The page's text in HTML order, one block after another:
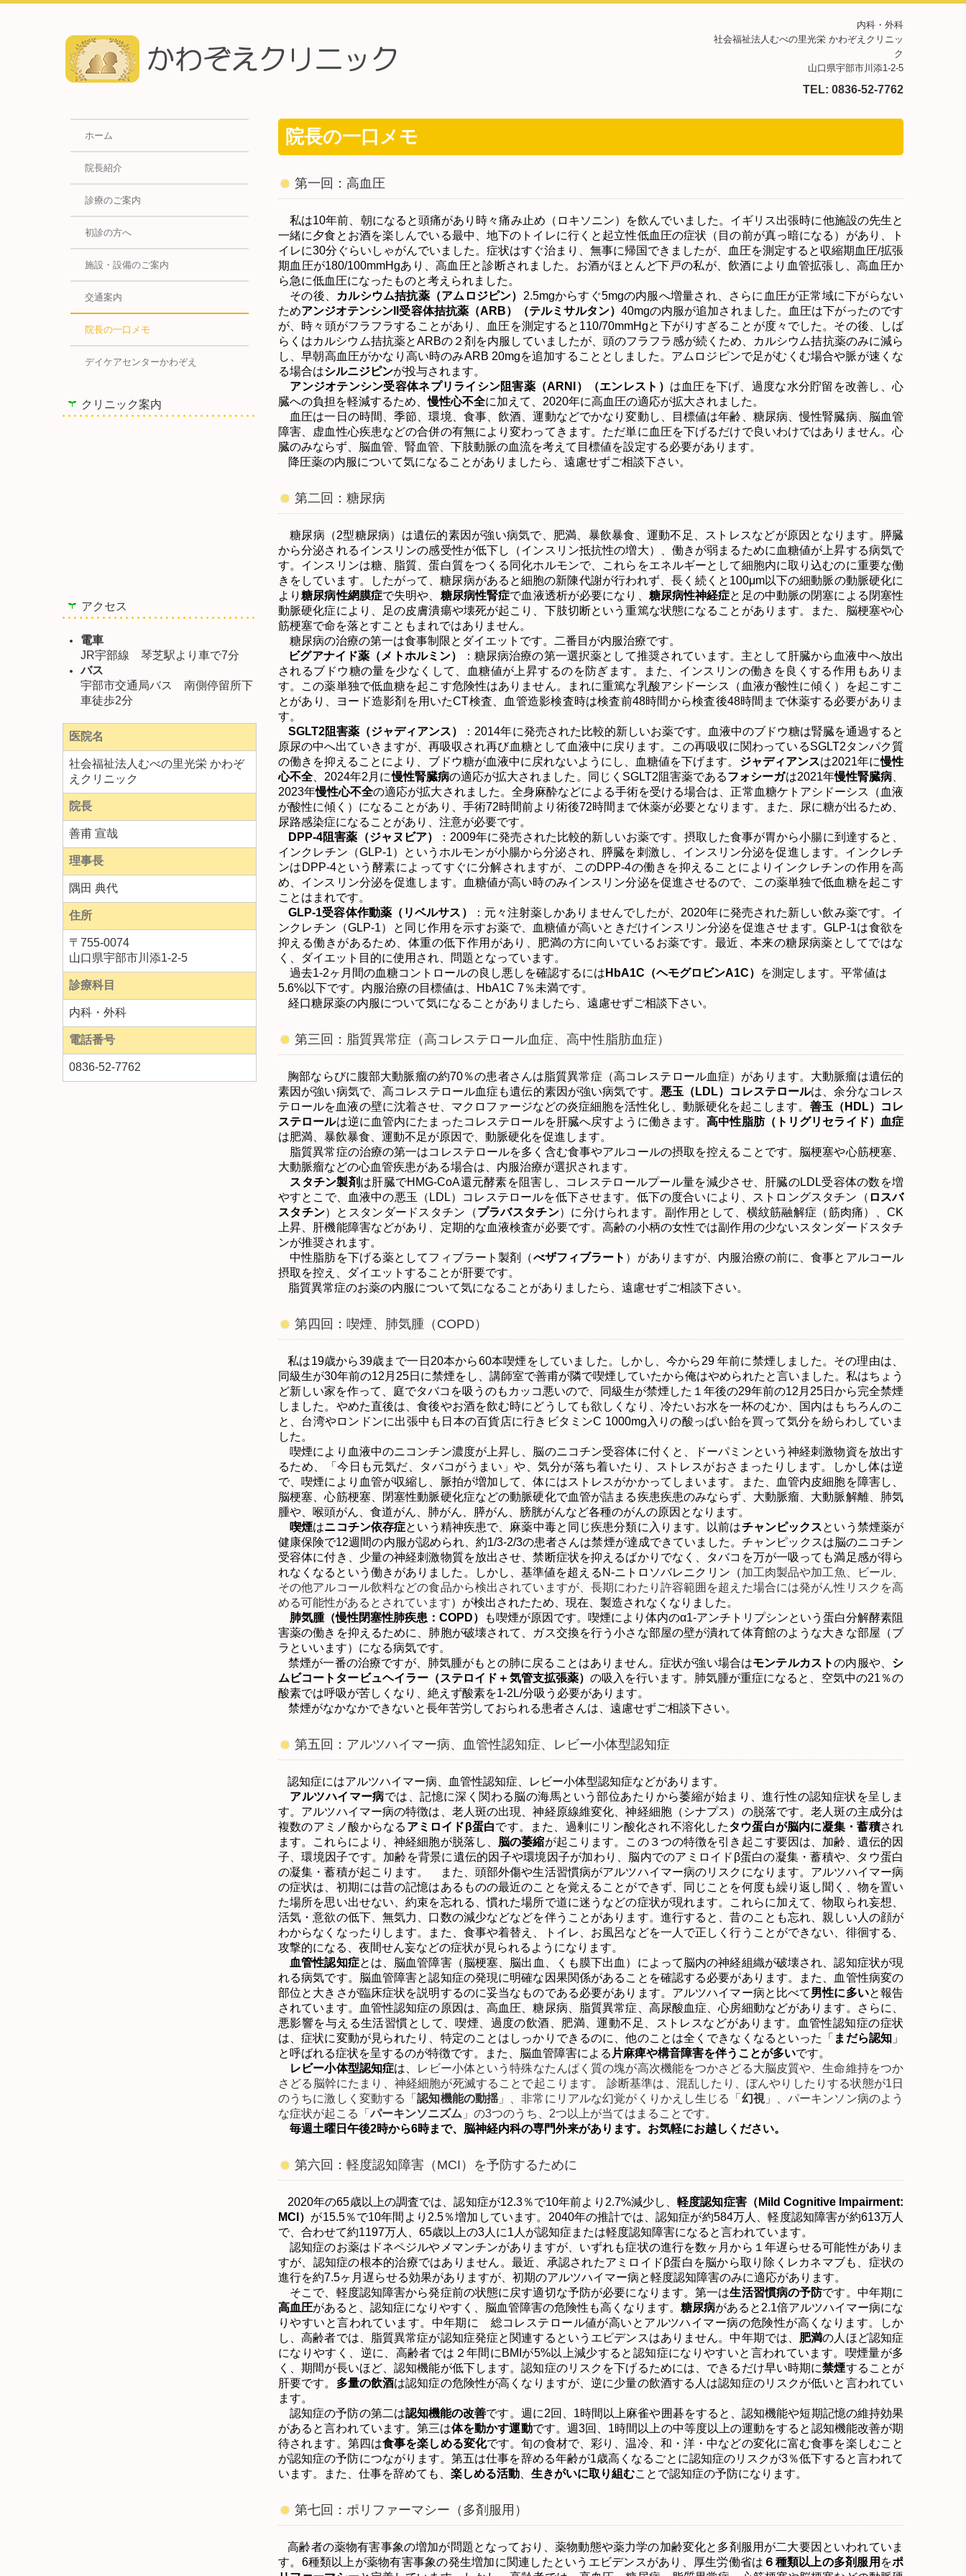
内科・外科
社会福祉法人むべの里光栄 かわぞえクリニッ
ク
山口県宇部市川添1-2-5
TEL: 0836-52-7762
ホーム
院長紹介
診療のご案内
初診の方へ
施設・設備のご案内
交通案内
院長の一口メモ
デイケアセンターかわぞえ
クリニック案内
アクセス
電車
JR宇部線 琴芝駅より車で7分
バス
宇部市交通局バス 南側停留所下
車徒歩2分
医院名
社会福祉法人むべの里光栄 かわぞ
えクリニック
院長
善甫 宣哉
理事長
隅田 典代
住所
〒 755-0074
山口県宇部市川添1-2-5
診療科目
内科・外科
電話番号
0836-52-7762
院長の一口メモ
第一回：高血圧
私は10年前、朝になると頭痛があり時々痛み止め（ロキソニン）を飲んでいました。イギリス出張時に他施設の先生と
一緒に夕食とお酒を楽しんでいる最中、地下のトイレに行くと起立性低血圧の症状（目の前が真っ暗になる）があり、ト
イレに30分ぐらいしゃがんでいました。症状はすぐ治まり、無事に帰国できましたが、血圧を測定すると収縮期血圧/拡張
期血圧が180/100mmHgあり、高血圧と診断されました。お酒がほとんど下戸の私が、飲酒により血管拡張し、高血圧か
ら急に低血圧になったものと考えられました。
その後、
カルシウム拮抗薬（アムロジピン） 2.5mgからすぐ5mgの内服へ増量され、さらに血圧が正常域に下がらない
ためアンジオテンシン 受容体拮抗薬（ARB）（テルミサルタン）40mgの内服が追加されました。血圧は下がったのです
が、時々頭がフラフラすることがあり、血圧を測定すると 110/70mmHgと下がりすぎることが度々でした。その後、しば
らくはカルシウム拮抗薬とARBの２剤を内服していましたが、頭のフラフラ感が続くため、カルシウム拮抗薬のみに減ら
し、早朝高血圧がかなり高い時のみARB 20mgを追加することとしました。アムロジピンで足がむくむ場合や脈が速くな
る場合はシルニジピンが投与されます。
アンジオテンシン受容体ネプリライシン阻害薬（ARNI ）（エンレスト） は血圧を下げ、過度な水分貯留を改善し、心
臓への負担を軽減するため、慢性心不全に加えて、 2020年に高血圧の適応が拡大されました。
血圧は一日の時間、季節、環境、食事、飲酒、運動などでかなり変動し、目標値は年齢、糖尿病、慢性腎臓病、脳血管
障害、虚血性心疾患などの合併の有無により変わってきます。ただ単に血圧を下げるだけで良いわけではありません。心
臓のみならず、脳血管、腎血管、下肢動脈の血流を考えて目標値を設定する必要があります。
降圧薬の内服について気になることがありましたら、遠慮せずご相談下さい。
第二回：糖尿病
糖尿病（2型糖尿病）は遺伝的素因が強い病気で、肥満、暴飲暴食、運動不足、ストレスなどが原因となります。膵臓
から分泌されるインスリンの感受性が低下し（インスリン抵抗性の増大）、働きが弱まるために血糖値が上昇する病気で
す。インスリンは糖、脂質、蛋白質をつくる同化ホルモンで、これらをエネルギーとして細胞内に取り込むのに重要な働
きをしています。したがって、糖尿病があると細胞の新陳代謝が行われず、長く続くと 100μm以下の細動脈の動脈硬化に
より糖尿病性網膜症で失明や、 糖尿病性腎症で血液透析が必要になり、 糖尿病性神経症と足の中動脈の閉塞による閉塞性
動脈硬化症により、足の皮膚潰瘍や壊死が起こり、下肢切断という重篤な状態になることがあります。また、脳梗塞や心
筋梗塞で命を落とすこともまれではありません。
糖尿病の治療の第一は食事制限とダイエットです。二番目が内服治療です。
ビグアナイド薬（メトホルミン）
：糖尿病治療の第一選択薬として推奨されています。主として肝臓から血液中へ放出
されるブドウ糖の量を少なくして、血糖値が上昇するのを防ぎます。また、インスリンの働きを良くする作用もありま
す。この薬単独で低血糖を起こす危険性はありません。まれに重篤な乳酸アシドーシス（血液が酸性に傾く）を起こすこ
とがあり、ヨード造影剤を用いたCT検査、血管造影検査時は検査前48時間から検査後48時間まで休薬する必要がありま
す。
SGLT2阻害薬（ジャディアンス） ： 2014年に発売された比較的新しいお薬です。血液中のブドウ糖は腎臓を通過すると
原尿の中へ出ていきますが、再吸収され再び血糖として血液中に戻ります。この再吸収に関わっているSGLT2タンパク質
の働きを抑えることにより、ブドウ糖が血液中に戻れないようにし、血糖値を下げます。 ジャディアンスは2021年に慢性
心不全
2024年2 月に慢性腎臓病の適応が拡大されました。同じく SGLT2阻害薬であるフォシーガは2021年慢性腎臓病
2023年慢性心不全の適応が拡大されました。全身麻酔などによる手術を受ける場合は、正常血糖ケトアシドーシス（血液
が酸性に傾く）になることがあり、手術72時間前より術後72時間まで休薬が必要となります。また、尿に糖が出るため、
尿路感染症になることがあり、注意が必要です。
DPP-4阻害薬（ジャヌビア） ： 2009年に発売された比較的新しいお薬です。摂取した食事が胃から小腸に到達すると、
インクレチン（GLP-1）というホルモンが小腸から分泌され、膵臓を刺激し、インスリン分泌を促進します。インクレチ
ンは DPP-4という酵素によってすぐに分解されますが、このDPP-4の働きを抑えることによりインクレチンの作用を高
め、インスリン分泌を促進します。血糖値が高い時のみインスリン分泌を促進させるので、この薬単独で低血糖を起こす
ことはまれです。
GLP-1受容体作動薬（リベルサス） ：元々注射薬しかありませんでしたが、 2020年に発売された新しい飲み薬です。イ
ンクレチン（GLP-1）と同じ作用を示すお薬で、血糖値が高いときだけインスリン分泌を促進させます。GLP-1は食欲を
抑える働きがあるため、体重の低下作用があり、肥満の方に向いているお薬です。最近、本来の糖尿病薬としてではな
く、ダイエット目的に使用され、問題となっています。
過去1-2ヶ月間の血糖コントロールの良し悪しを確認するには HbA1C （ヘモグロビンA1C）
を測定します。平常値は
5.6%以下です。内服治療の目標値は、 HbA1C 7％未満です。
経口糖尿薬の内服について気になることがありましたら、遠慮せずご相談下さい。
第三回：脂質異常症（高コレステロール血症、高中性脂肪血症）
胸部ならびに腹部大動脈瘤の約70％の患者さんは脂質異常症（高コレステロール血症）があります。大動脈瘤は遺伝的
素因が強い病気で、高コレステロール血症も遺伝的素因が強い病気です。 悪玉（ LDL）コレステロールは、余分なコレス
テロールを血液の壁に沈着させ、マクロファージなどの炎症細胞を活性化し、動脈硬化を起こします。 善玉（ HDL）コレ
ステロールは逆に血管内にたまったコレステロールを肝臓へ戻すように働きます。高中性脂肪（トリグリセライド）血症
は肥満、暴飲暴食、運動不足が原因で、動脈硬化を促進します。
脂質異常症の治療の第一はコレステロールを多く含む食事やアルコールの摂取を控えることです。脳梗塞や心筋梗塞、
大動脈瘤などの心血管疾患がある場合は、内服治療が選択されます。
スタチン製剤 は肝臓でHMG-CoA還元酵素を阻害し、コレステロールプール量を減少させ、肝臓のLDL受容体の数を増
やすとこで、血液中の悪玉（ LDL）コレステロールを低下させます。低下の度合いにより、ストロングスタチン（ ロスバ
スタチン）とスタンダードスタチン（プラバスタチン）に分けられます。副作用として、横紋筋融解症（筋肉痛）、CK
上昇、肝機能障害などがあり、定期的な血液検査が必要です。高齢の小柄の女性では副作用の少ないスタンダードスタチ
ンが推奨されます。
中性脂肪を下げる薬としてフィブラート製剤（べザフィブラート ）がありますが、内服治療の前に、食事とアルコール
摂取を控え、ダイエットすることが肝要です。
脂質異常症のお薬の内服について気になることがありましたら、遠慮せずご相談下さい。
第四回：喫煙、肺気腫（COPD）
私は19歳から39歳まで一日 20本から60本喫煙をしていました。しかし、今から 29 年前に禁煙しました。その理由は、
同級生が30年前の12 月 25日に禁煙をし、講師室で善甫が隣で喫煙していたから俺はやめられたと言いました。私はちょう
ど新しい家を作って、庭でタバコを吸うのもカッコ悪いので、同級生が禁煙した１年後の29年前の12 月 25日から完全禁煙
しました。やめた直後は、食後やお酒を飲む時にどうしても欲しくなり、冷たいお水を一杯のむか、国内はもちろんのこ
と、台湾やロンドンに出張中も日本の百貨店に行きビタミンC 1000mg 入りの酸っぱい飴を買って気分を紛らわしていま
した。
喫煙により血液中のニコンチン濃度が上昇し、脳のニコチン受容体に付くと、ドーパミンという神経刺激物資を放出す
るため、「今日も元気だ、タバコがうまい」や、気分が落ち着いたり、ストレスがおさまったりします。しかし体は逆
で、喫煙により血管が収縮し、脈拍が増加して、体にはストレスがかかってしまいます。また、血管内皮細胞を障害し、
脳梗塞、心筋梗塞、閉塞性動脈硬化症などの動脈硬化で血管が詰まる疾患疾患のみならず、大動脈瘤、大動脈解離、肺気
腫や、喉頭がん、食道がん、肺がん、膵がん、膀胱がんなど各種のがんの原因となります。
喫煙はニコチン依存症という精神疾患で、麻薬中毒と同じ疾患分類に入ります。以前はチャンピックスという禁煙薬が
健康保険で12週間の内服が認められ、約1/3-2/3の患者さんは禁煙が達成できていました。チャンピックスは脳のニコチン
受容体に付き、少量の神経刺激物質を放出させ、禁断症状を抑えるばかりでなく、タバコを万が一吸っても満足感が得ら
れなくなるという働きがありました。しかし、基準値を超える N-ニトロソバレニクリン（加工肉製品や加工魚、ビール、
その他アルコール飲料などの食品から検出されていますが、長期にわたり許容範囲を超えた場合には発がん性リスクを高
める可能性があるとされています）が検出されたため、現在、製造されなくなりました。
肺気腫（慢性閉塞性肺疾患： COPD） も喫煙が原因です。喫煙により体内のα1-アンチトリプシンという蛋白分解酵素阻
害薬の働きを抑えるために、肺胞が破壊されて、ガス交換を行う小さな部屋の壁が潰れて体育館のような大きな部屋（ブ
ラといいます）になる病気です。
禁煙が一番の治療ですが、肺気腫がもとの肺に戻ることはありません。症状が強い場合はモンテルカストの内服や、 シ
ムビコートタービュヘイラー（ステロイド＋気管支拡張薬）の吸入を行います。肺気腫が重症になると、空気中の21 ％の
酸素では呼吸が苦しくなり、絶えず酸素を1-2L/分吸う必要があります。
禁煙がなかなかできないと長年苦労しておられる患者さんは、遠慮せずご相談下さい。
第五回：アルツハイマー病、血管性認知症、レビー小体型認知症
認知症にはアルツハイマー病、血管性認知症、レビー小体型認知症などがあります。
アルツハイマー病では、記憶に深く関わる脳の海馬という部位あたりから萎縮が始まり、進行性の認知症状を呈しま
す。アルツハイマー病の特徴は、老人斑の出現、神経原線維変化、神経細胞（シナプス）の脱落です。老人斑の主成分は
複数のアミノ酸からなる アミロイドβ蛋白です。また、過剰にリン酸化され不溶化したタウ蛋白が脳内に凝集・蓄積され
ます。これらにより、神経細胞が脱落し、 脳の萎縮が起こります。この３つの特徴を引き起こす要因は、加齢、遺伝的因
子、環境因子です。加齢を背景に遺伝的因子や環境因子が加わり、脳内でのアミロイドβ蛋白の凝集・蓄積や、タウ蛋白
の凝集・蓄積が起こります。 また、頭部外傷や生活習慣病がアルツハイマー病のリスクになります。アルツハイマー病
の症状は、初期には昔の記憶はあるものの最近のことを覚えることができず、同じことを何度も繰り返し聞く、物を置い
た場所を思い出せない、約束を忘れる、慣れた場所で道に迷うなどの症状が現れます。これらに加えて、物取られ妄想、
活気・意欲の低下、無気力、口数の減少などなどを伴うことがあります。進行すると、昔のことも忘れ、親しい人の顔が
わからなくなったりします。また、食事や着替え、トイレ、お風呂などを一人で正しく行うことができない、徘徊する、
攻撃的になる、夜間せん妄などの症状が見られるようになります。
血管性認知症とは、脳血管障害（脳梗塞、脳出血、くも膜下出血）によって脳内の神経組織が破壊され、認知症状が現
れる病気です。脳血管障害と認知症の発現に明確な因果関係があることを確認する必要があります。また、血管性病変の
部位と大きさが臨床症状を説明するのに妥当なものである必要があります。アルツハイマー病と比べて男性に多いと報告
されています。血管性認知症の原因は、高血圧、糖尿病、脂質異常症、高尿酸血症、心房細動などがあります。さらに、
悪影響を与える生活習慣として、喫煙、過度の飲酒、肥満、運動不足、ストレスなどがあります。血管性認知症の症状
は、症状に変動が見られたり、特定のことはしっかりできるのに、他のことは全くできなくなるといった「 まだら認知 」
と呼ばれる症状を呈するのが特徴です。また、脳血管障害による 片麻痺や構音障害を伴うことが多いです。
レビー小体型認知症は、 レビー小体という特殊なたんぱく質の塊が高次機能をつかさどる大脳皮質や、生命維持をつか
さどる脳幹にたまり、神経細胞が死滅することで起こります。 診断基準は、混乱したり、ぼんやりしたりする状態が1 日
のうちに激しく変動する「認知機能の動揺」、非常にリアルな幻覚がくりかえし生じる「 幻視」、パーキンソン病のよう
な症状が起こる「パーキンソニズム 」の3つのうち、 2つ以上が当てはまることです。
毎週土曜日午後2時から6時まで、脳神経内科の専門外来があります。お気軽にお越しください。
第六回：軽度認知障害（MCI）を予防するために
2020年の65歳以上の調査では、認知症が12.3％で10年前より 2.7%減少し、軽度認知症害（ Mild Cognitive Impairment:
MCI ） が15.5％で10年間より 2.5％増加しています。 2040年の推計では、認知症が約584万人、軽度認知障害が約613万人
で、合わせて約1197万人、 65歳以上の3人に1 人が認知症または軽度認知障害になると言われています。
認知症のお薬はドネペジルやメマンチンがありますが、いずれも症状の進行を数ヶ月から１年遅らせる可能性がありま
すが、認知症の根本的治療ではありません。最近、承認されたアミロイドβ蛋白を脳から取り除くレカネマブも、症状の
進行を約7.5ヶ月遅らせる効果がありますが、初期のアルツハイマー病と軽度認知障害のみに適応があります。
そこで、軽度認知障害から発症前の状態に戻す適切な予防が必要になります。第一は生活習慣病の予防です。中年期に
高血圧があると、認知症になりやすく、脳血管障害の危険性も高くなります。 糖尿病があると 2.1倍アルツハイマー病にな
りやすいと言われています。中年期に 総コレステロール値が高いとアルツハイマー病の危険性が高くなります。しか
し、高齢者では、脂質異常症が認知症発症と関連するというエビデンスはありません。中年期では、 肥満の人ほど認知症
になりやすく、逆に、高齢者では２年間に BMI が5%以上減少すると認知症になりやすいと言われています。喫煙量が多
く、期間が長いほど、認知機能が低下します。認知症のリスクを下げるためには、できるだけ早い時期に禁煙することが
肝要です。 多量の飲酒は認知症の危険性が高くなりますが、逆に少量の飲酒する人は認知症のリスクが低いと言われてい
ます。
認知症の予防の第二は認知機能の改善です。週に2回、 1時間以上麻雀や囲碁をすると、認知機能や短期記憶の維持効果
があると言われています。第三は体を動かす運動です。週3回、 1時間以上の中等度以上の運動をすると認知機能改善が期
待されます。第四は食事を楽しめる変化です。旬の食材で、彩り、温冷、和・洋・中などの変化に富む食事を楽しむこと
が認知症の予防につながります。第五は仕事を辞める年齢が1歳高くなるごとに認知症のリスクが3％低下すると言われて
います。また、仕事を辞めても、 楽しめる活動 生きがいに取り組むことで認知症の予防になります。
第七回：ポリファーマシー（多剤服用）
高齢者の薬物有害事象の増加が問題となっており、薬物動態や薬力学の加齢変化と多剤服用が二大要因といわれていま
す。 6種類以上が薬物有害事象の発生増加に関連したというエビデンスがあり、厚生労働省は ６種類以上の多剤服用 をポ